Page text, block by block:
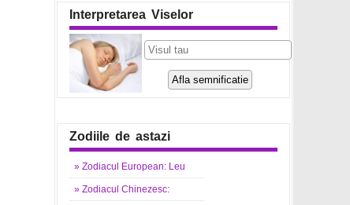
Interpretarea Viselor
Zodiile de astazi
» Zodiacul European: Leu
» Zodiacul Chinezesc: